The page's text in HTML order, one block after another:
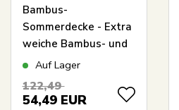
Bambus-
Sommerdecke - Extra
weiche Bambus- und
Daunenfaser -
Living
Auf Lager
122,49
54,49 EUR